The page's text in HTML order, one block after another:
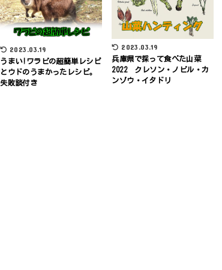
2023.03.19
うまい!ワラビの超簡単レシピ
とウドのうまかったレシピ。
失敗談付き
2023.03.19
兵庫県で採って食べた山菜
2022 クレソン・ノビル・カ
ンゾウ・イタドリ